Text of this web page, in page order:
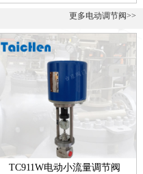
更多电动调节阀>>
TC911W电动小流量调节阀